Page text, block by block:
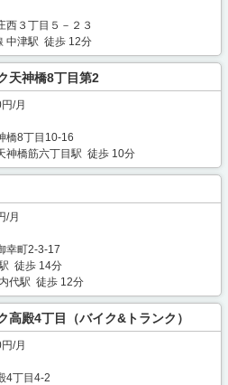
西３丁目５－２３
中津駅 徒歩 12分
天神橋8丁目第2
/月
橋8丁目10-16
神橋筋六丁目駅 徒歩 10分
/月
幸町2-3-17
徒歩 14分
代駅 徒歩 12分
高殿4丁目（バイク&トランク）
/月
4丁目4-2